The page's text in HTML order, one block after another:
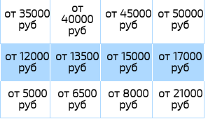
от 35000
руб
от
40000
руб
от 45000
руб
от 50000
руб
от 12000
руб
от 13500
руб
от 15000
руб
от 17000
руб
от 5000
руб
от 6500
руб
от 8000
руб
от 21000
руб